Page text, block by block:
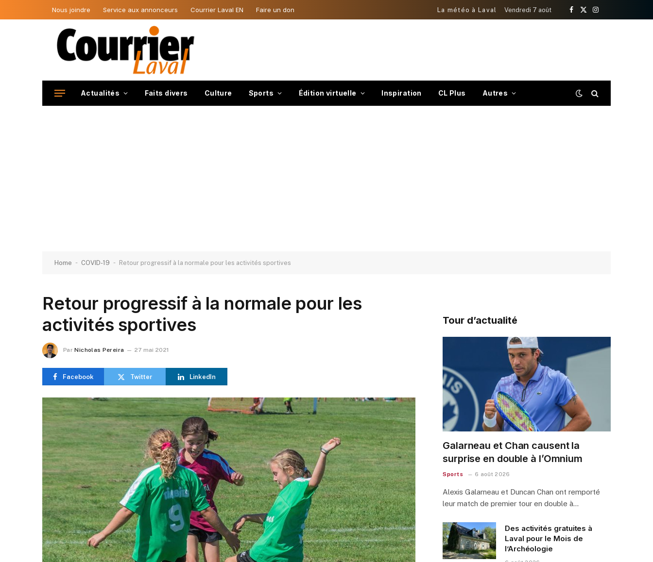
Nous joindre Service aux annonceurs Courrier Laval EN Faire un don La météo à Laval Vendredi 7 août
Facebook
X
Instagram
Actualités Faits divers Culture Sports Édition virtuelle Inspiration CL Plus Autres
Home - COVID-19 - Retour progressif à la normale pour les activités sportives
Retour progressif à la normale pour les
activités sportives
Par Nicholas Pereira 27 mai 2021
Facebook Twitter LinkedIn
Tour d’actualité
Galarneau et Chan causent la
surprise en double à l’Omnium
Sports 6 août 2026
Alexis Galarneau et Duncan Chan ont remporté
leur match de premier tour en double à…
Des activités gratuites à
Laval pour le Mois de
l’Archéologie